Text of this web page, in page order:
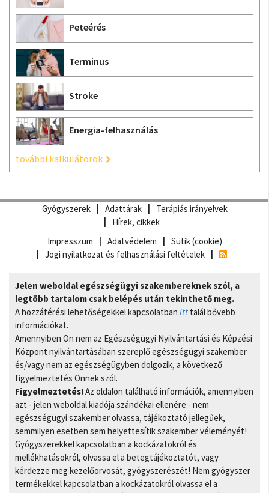
Peteérés
Terminus
Stroke
Energia-felhasználás
további kalkulátorok
Gyógyszerek Adattárak
Terápiás irányelvek
Hírek, cikkek
Impresszum
Adatvédelem
Sütik (cookie)
Jogi nyilatkozat és felhasználási feltételek
Jelen weboldal egészségügyi szakembereknek szól, a
legtöbb tartalom csak belépés után tekinthető meg.
A hozzáférési lehetőségekkel kapcsolatban itt talál bővebb
információkat.
Amennyiben Ön nem az Egészségügyi Nyilvántartási és Képzési
Központ nyilvántartásában szereplő egészségügyi szakember
és/vagy nem az egészségügyben dolgozik, a következő
figyelmeztetés Önnek szól.
Figyelmeztetés!Az oldalon található információk, amennyiben
azt - jelen weboldal kiadója szándékai ellenére - nem
egészségügyi szakember olvassa, tájékoztató jellegűek,
semmilyen esetben sem helyettesítik szakember véleményét!
Gyógyszerekkel kapcsolatban a kockázatokról és
mellékhatásokról, olvassa el a betegtájékoztatót, vagy
kérdezze meg kezelőorvosát, gyógyszerészét! Nem gyógyszer
termékekkel kapcsolatban a kockázatokról olvassa el a